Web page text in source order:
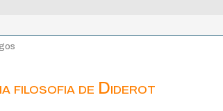
filosofia de Diderot